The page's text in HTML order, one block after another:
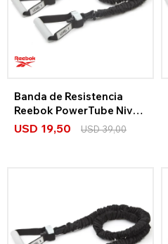
Banda de Resistencia
Reebok PowerTube Nivel
1USD 19,50 USD39,00